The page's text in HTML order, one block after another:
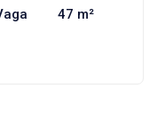
47 m²